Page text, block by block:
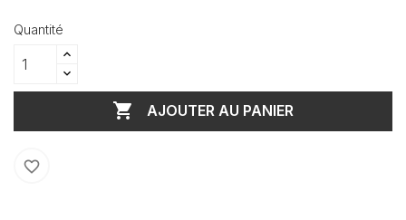
Quantité
 AJOUTER AU PANIER
favorite_border